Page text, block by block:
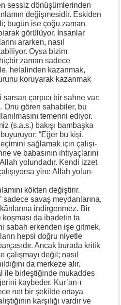
sessiz dönüşümlerinden
değişmesidir. Eskiden
bugün ise çoğu zaman
görülüyor. İnsanlar
ararken, nasıl
Oysa bizim
zaman sadece
helalinden kazanmak,
koruyarak kazanmak
çarpıcı bir sahne var:
gören sahabiler, bu
temenni ediyor.
(s.a.s.) bakışı bambaşka
“Eğer bu kişi,
sağlamak için çalışı-
ve babasının ihtiyaçlarını
yolundadır. Kendi izzet
yine Allah yolun-
kökten değiştirir.
sadece savaş meydanlarına,
indirgenmez. Bir
koşması da ibadetin ta
sabah erkenden işe gitmek,
hepsi doğru niyetle
Ancak burada kritik
çalışmayı değil; nasıl
da merkeze alır.
ile birleştiğinde mukaddes
kaybeder. Kur’an-ı
net bir şekilde ortaya
karşılığı vardır ve